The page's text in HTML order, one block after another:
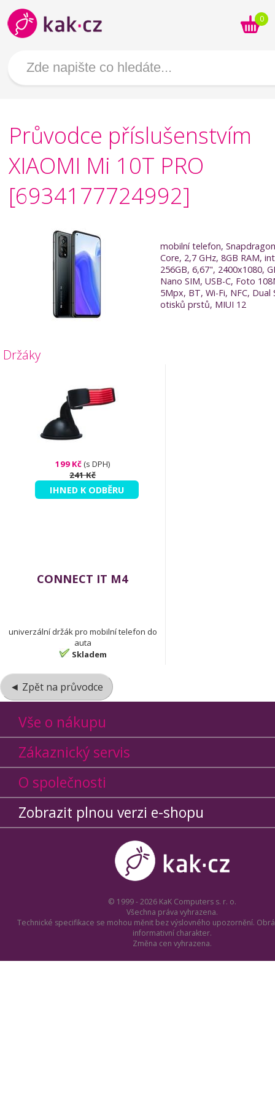
0
Průvodce příslušenstvím
XIAOMI Mi 10T PRO
[6934177724992]
mobilní telefon,
Core, 2,7 GHz, 8GB RAM,
256GB, 6,67", 2400x1080,
Nano SIM, USB-C, Foto
5Mpx, BT, Wi-Fi, NFC, Dual
otisků prstů, MIUI 12
Držáky
199 Kč(s DPH)
241 Kč
IHNED K ODBĚRU
CONNECT IT M4
univerzální držák pro mobilní telefon do
auta
Skladem
◄ Zpět na průvodce
Vše o nákupu
Zákaznický servis
O společnosti
Zobrazit plnou verzi e-shopu
© 1999 - 2026 KaK Computers s. r. o.
Všechna práva vyhrazena.
Technické specifikace se mohou měnit bez výslovného upozornění.
informativní charakter.
Změna cen vyhrazena.